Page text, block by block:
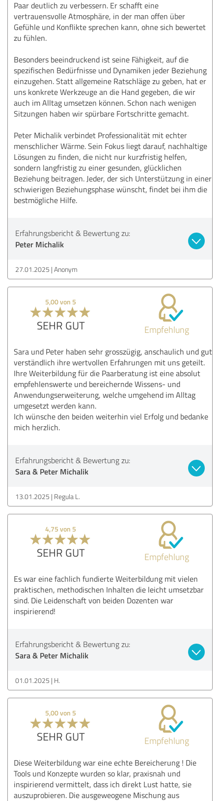
Paar deutlich zu verbessern. Er schafft eine
vertrauensvolle Atmosphäre, in der man offen über
Gefühle und Konflikte sprechen kann, ohne sich bewertet
zu fühlen.
Besonders beeindruckend ist seine Fähigkeit, auf die
spezifischen Bedürfnisse und Dynamiken jeder Beziehung
einzugehen. Statt allgemeine Ratschläge zu geben, hat er
uns konkrete Werkzeuge an die Hand gegeben, die wir
auch im Alltag umsetzen können. Schon nach wenigen
Sitzungen haben wir spürbare Fortschritte gemacht.
Peter Michalik verbindet Professionalität mit echter
menschlicher Wärme. Sein Fokus liegt darauf, nachhaltige
Lösungen zu finden, die nicht nur kurzfristig helfen,
sondern langfristig zu einer gesunden, glücklichen
Beziehung beitragen. Jeder, der sich Unterstützung in einer
schwierigen Beziehungsphase wünscht, findet bei ihm die
bestmögliche Hilfe.
Erfahrungsbericht & Bewertung zu:
Peter Michalik
27.01.2025 Anonym
5,00 von 5
SEHR GUT Empfehlung
Sara und Peter haben sehr grosszügig, anschaulich und gut
verständlich ihre wertvollen Erfahrungen mit uns geteilt.
Ihre Weiterbildung für die Paarberatung ist eine absolut
empfehlenswerte und bereichernde Wissens- und
Anwendungserweiterung, welche umgehend im Alltag
umgesetzt werden kann.
Ich wünsche den beiden weiterhin viel Erfolg und bedanke
mich herzlich.
Erfahrungsbericht & Bewertung zu:
Sara & Peter Michalik
13.01.2025 Regula L.
4,75 von 5
SEHR GUT Empfehlung
Es war eine fachlich fundierte Weiterbildung mit vielen
praktischen, methodischen Inhalten die leicht umsetzbar
sind. Die Leidenschaft von beiden Dozenten war
inspirierend!
Erfahrungsbericht & Bewertung zu:
Sara & Peter Michalik
01.01.2025 H.
5,00 von 5
SEHR GUT Empfehlung
Diese Weiterbildung war eine echte Bereicherung ! Die
Tools und Konzepte wurden so klar, praxisnah und
inspirierend vermittelt, dass ich direkt Lust hatte, sie
auszuprobieren. Die ausgeweogene Mischung aus